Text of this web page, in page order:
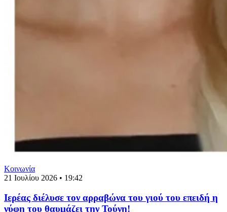
Κοινωνία
21 Ιουλίου 2026 • 19:42
Iερέας διέλυσε τον αρραβώνα του γιού του επειδή η
νύφη του θαυμάζει την Τούνη!